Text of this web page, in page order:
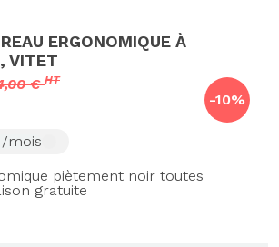
ERGONOMIQUE À
VITET
-10%
€HT
/mois
piètement noir toutes
gratuite